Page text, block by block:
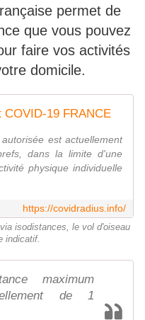
permet de
que vous pouvez
faire vos activités
domicile.
19 FRANCE
est actuellement
dans la limite d'une
physique individuelle
https://covidradius.info/
isodistances, le vol d'oiseau
indicatif.
maximum
de 1